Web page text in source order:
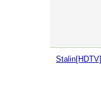
Stalin[HDTV]